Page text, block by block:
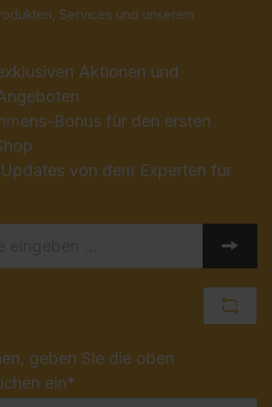
Services und unserem
Aktionen und
Bonus für den ersten
von dem Experten für
geben Sie die oben
ein*